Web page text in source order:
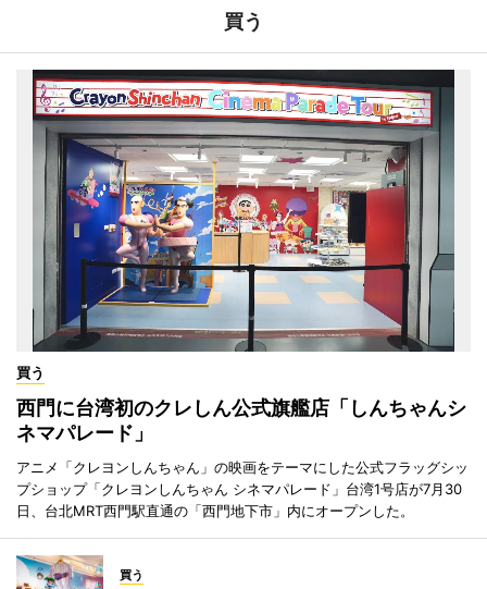
買う
買う
西門に台湾初のクレしん公式旗艦店「しんちゃんシ
ネマパレード」
アニメ「クレヨンしんちゃん」の映画をテーマにした公式フラッグシッ
プショップ「クレヨンしんちゃん シネマパレード」台湾1号店が7月30
日、台北MRT西門駅直通の「西門地下市」内にオープンした。
買う